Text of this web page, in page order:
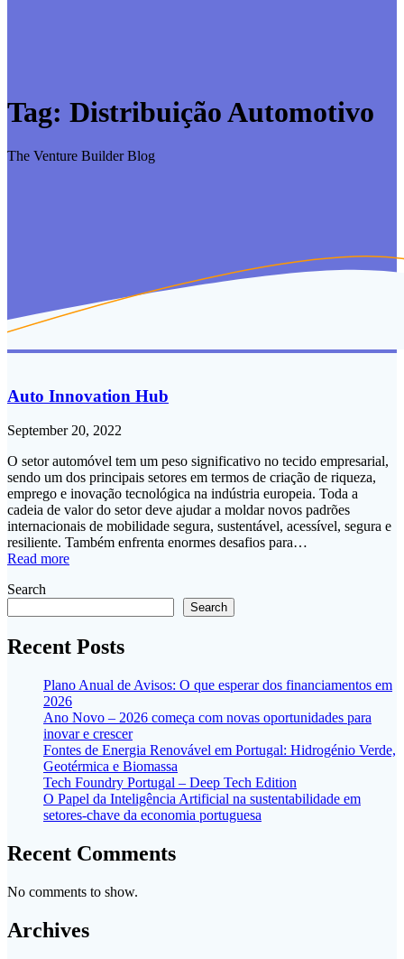
Tag: Distribuição Automotivo
The Venture Builder Blog
Auto Innovation Hub
September 20, 2022
O setor automóvel tem um peso significativo no tecido empresarial,
sendo um dos principais setores em termos de criação de riqueza,
emprego e inovação tecnológica na indústria europeia. Toda a
cadeia de valor do setor deve ajudar a moldar novos padrões
internacionais de mobilidade segura, sustentável, acessível, segura e
resiliente. Também enfrenta enormes desafios para…
Read more
Search
Search
Recent Posts
Plano Anual de Avisos: O que esperar dos financiamentos em
2026
Ano Novo – 2026 começa com novas oportunidades para
inovar e crescer
Fontes de Energia Renovável em Portugal: Hidrogénio Verde,
Geotérmica e Biomassa
Tech Foundry Portugal – Deep Tech Edition
O Papel da Inteligência Artificial na sustentabilidade em
setores-chave da economia portuguesa
Recent Comments
No comments to show.
Archives